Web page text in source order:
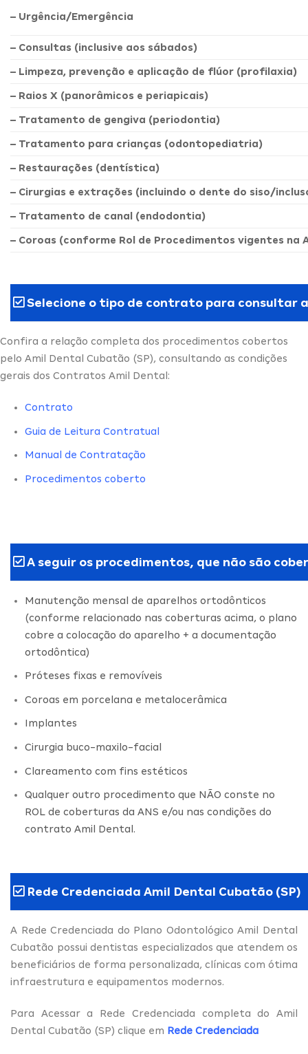
– Urgência/Emergência
– Consultas (inclusive aos sábados)
– Limpeza, prevenção e aplicação de flúor (profilaxia)
– Raios X (panorâmicos e periapicais)
– Tratamento de gengiva (periodontia)
– Tratamento para crianças (odontopediatria)
– Restaurações (dentística)
– Cirurgias e extrações (incluindo o dente do siso/
– Tratamento de canal (endodontia)
– Coroas (conforme Rol de Procedimentos vigentes na
Selecione o tipo de contrato para consultar
Confira a relação completa dos procedimentos cobertos
pelo Amil Dental Cubatão (SP), consultando as condições
gerais dos Contratos Amil Dental:
Contrato
Guia de Leitura Contratual
Manual de Contratação
Procedimentos coberto
A seguir os procedimentos, que não são
Manutenção mensal de aparelhos ortodônticos
(conforme relacionado nas coberturas acima, o plano
cobre a colocação do aparelho + a documentação
ortodôntica)
Próteses fixas e removíveis
Coroas em porcelana e metalocerâmica
Implantes
Cirurgia buco-maxilo-facial
Clareamento com fins estéticos
Qualquer outro procedimento que NÃO conste no
ROL de coberturas da ANS e/ou nas condições do
contrato Amil Dental.
Rede Credenciada Amil Dental Cubatão (SP)
A Rede Credenciada do Plano Odontológico Amil Dental
Cubatão possui dentistas especializados que atendem os
beneficiários de forma personalizada, clínicas com ótima
infraestrutura e equipamentos modernos.
Para Acessar a Rede Credenciada completa do Amil
Dental Cubatão (SP) clique em Rede Credenciada